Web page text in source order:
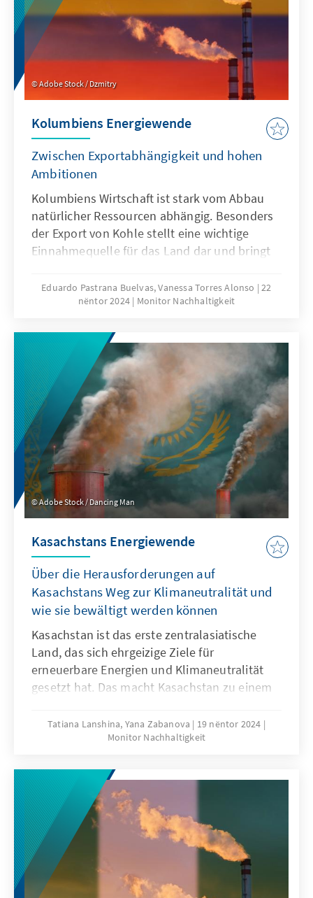
tiefgreifenderes Klimabewusstsein zu
schaffen.
Adobe Stock / Dzmitry
Kolumbiens Energiewende
Zwischen Exportabhängigkeit und hohen
Ambitionen
Kolumbiens Wirtschaft ist stark vom Abbau
natürlicher Ressourcen abhängig. Besonders
der Export von Kohle stellt eine wichtige
Einnahmequelle für das Land dar und bringt
enorme Herausforderungen mit sich. Die
Umsetzung einer abrupten und
Brennstoffen birgt nicht zu unterschätzende
Risiken für die kolumbianische Wirtschaft und
Gesellschaft. Daher ist es entscheidend, den
Übergang mit
Reindustrialisierungsmaßnahmen und einer
Diversifizierung der Exporte zu unterstützen,
um die notwendige Stabilität zu
gewährleisten.
Eduardo Pastrana Buelvas, Vanessa Torres Alonso
22
nëntor 2024
Monitor Nachhaltigkeit
Adobe Stock / Dancing Man
Kasachstans Energiewende
Über die Herausforderungen auf
Kasachstans Weg zur Klimaneutralität und
wie sie bewältigt werden können
Kasachstan ist das erste zentralasiatische
Land, das sich ehrgeizige Ziele für
erneuerbare Energien und Klimaneutralität
gesetzt hat. Das macht Kasachstan zu einem
jedoch sieht sich das Land erheblichen
Herausforderungen ausgesetzt. Trotz
Sektorreformen, einer effektiven CO2-
Bepreisung und der richtigen Balance
zwischen wirtschaftlichem Wachstum und
umweltbewusster Verantwortung, um
langfristig eine nachhaltige und
kohlenstoffarme Zukunft zu erreichen.
Tatiana Lanshina, Yana Zabanova
19 nëntor 2024
Monitor Nachhaltigkeit